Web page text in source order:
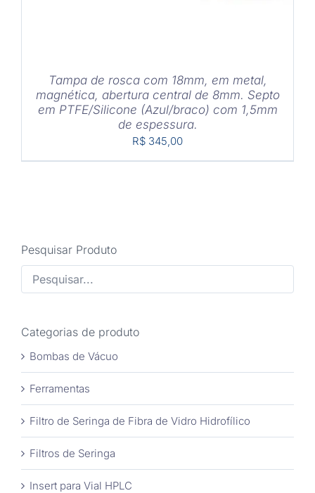
Tampa de rosca com 18mm, em metal,
magnética, abertura central de 8mm. Septo
em PTFE/Silicone (Azul/braco) com 1,5mm
de espessura.
R$ 345,00
Pesquisar Produto
Categorias de produto
Bombas de Vácuo
Ferramentas
Filtro de Seringa de Fibra de Vidro Hidrofílico
Filtros de Seringa
Insert para Vial HPLC